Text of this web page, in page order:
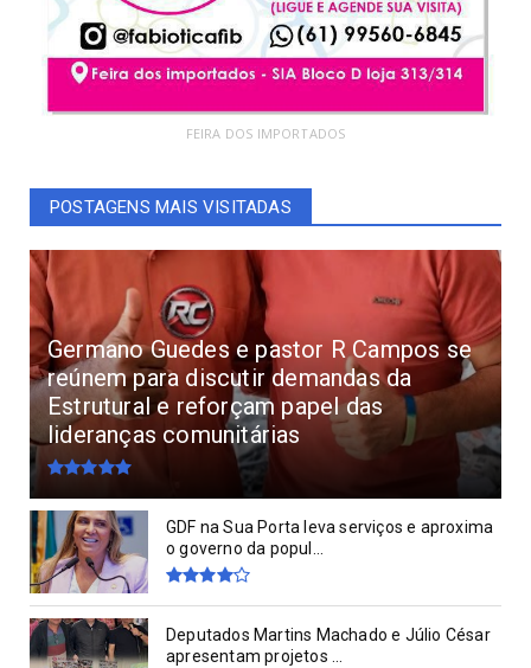
FEIRA DOS IMPORTADOS
POSTAGENS MAIS VISITADAS
Germano Guedes e pastor R Campos se
reúnem para discutir demandas da
Estrutural e reforçam papel das
lideranças comunitárias
GDF na Sua Porta leva serviços e aproxima
o governo da popul...
Deputados Martins Machado e Júlio César
apresentam projetos ...